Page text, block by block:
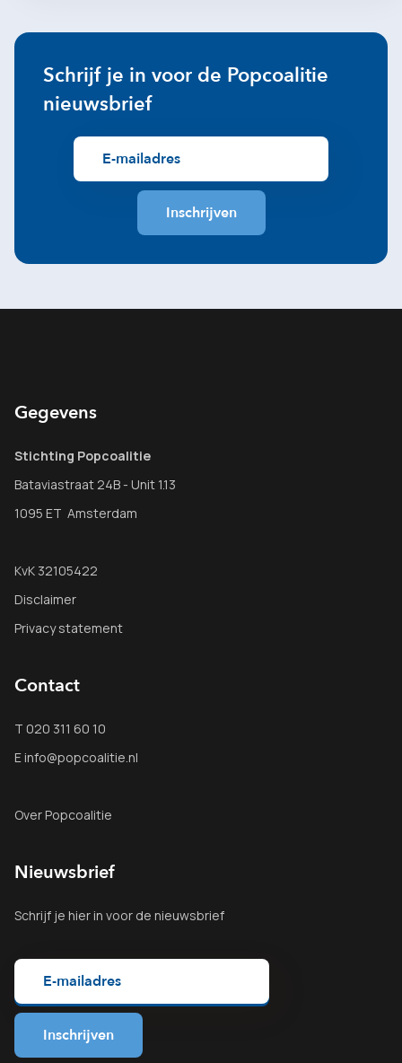
Schrijf je in voor de Popcoalitie
nieuwsbrief
Gegevens
Stichting Popcoalitie
Bataviastraat 24B - Unit 1.13
1095 ET Amsterdam
KvK 32105422
Disclaimer
Privacy statement
Contact
T 020 311 60 10
E info@popcoalitie.nl
Over Popcoalitie
Nieuwsbrief
Schrijf je hierin voor de nieuwsbrief